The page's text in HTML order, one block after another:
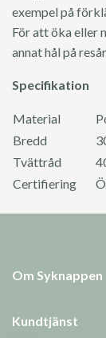
exempel på
För att öka eller
annat hål på
Specifikation
Material
Bredd
Tvättråd
Certifiering
Om Syknappen
Kundtjänst